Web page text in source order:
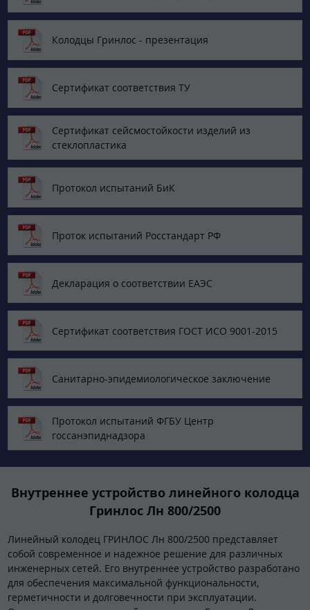
Колодцы Гринлос - презентация
Сертификат соответствия ТУ
Сертификат сейсмостойкости изделий из
стеклопластика
Протокол испытаний БиК
Проток испытаний Росстандарт РФ
Декларация о соответствии ЕАЭС
Сертификат соответствия ГОСТ ИСО 9001-2015
Санитарно-эпидемиологическое заключение
Протокол испытаний ФГБУ Центр
госсанэпиднадзора
Внутреннее устройство линейного колодца
Гринлос Лн 800/2500
Линейный колодец ГРИНЛОС Лн 800/2500 представляет
собой современное и надежное решение для различных
инженерных сетей. Его внутреннее устройство разработано
для обеспечения максимальной функциональности,
герметичности и долговечности при эксплуатации.